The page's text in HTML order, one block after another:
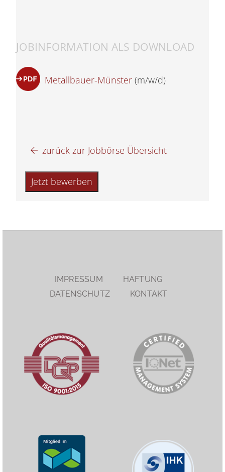
JOBINFORMATION ALS DOWNLOAD
Metallbauer-Münster(m/w/d)
zurück zur Jobbörse Übersicht
IMPRESSUM
HAFTUNG
DATENSCHUTZ
KONTAKT